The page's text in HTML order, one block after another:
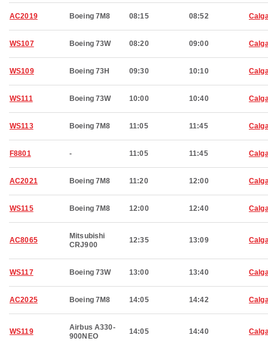
AC2019 Boeing 7M8 08:15 08:52
WS107 Boeing 73W 08:20 09:00
WS109 Boeing 73H 09:30 10:10
WS111 Boeing 73W 10:00 10:40
WS113 Boeing 7M8 11:05 11:45
F8801 - 11:05 11:45
AC2021 Boeing 7M8 11:20 12:00
WS115 Boeing 7M8 12:00 12:40
AC8065
Mitsubishi
CRJ900
12:35 13:09
WS117 Boeing 73W 13:00 13:40
AC2025 Boeing 7M8 14:05 14:42
WS119
Airbus A330-
900NEO
14:05 14:40